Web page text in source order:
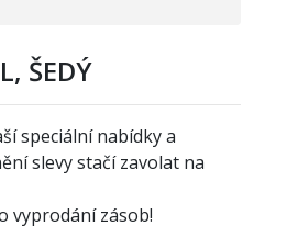
ŠEDÝ
speciální nabídky a
slevy stačí zavolat na
vyprodání zásob!